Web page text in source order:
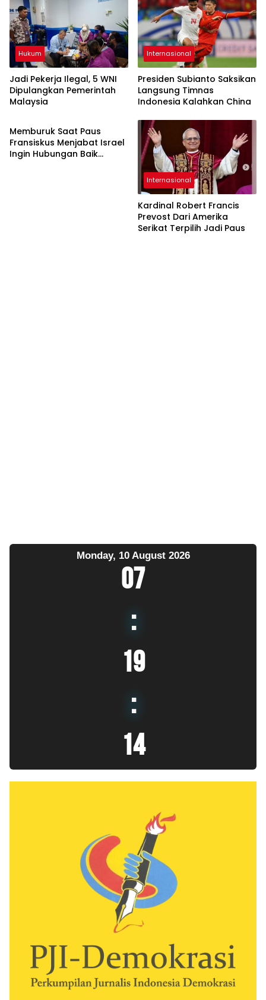
Hukum
Jadi Pekerja Ilegal, 5 WNI
Dipulangkan Pemerintah
Malaysia
Internasional
Presiden Subianto Saksikan
Langsung Timnas
Indonesia Kalahkan China
Internasional
Memburuk Saat Paus
Fransiskus Menjabat Israel
Ingin Hubungan Baik
Internasional
Kardinal Robert Francis
Prevost Dari Amerika
Serikat Terpilih Jadi Paus
Monday, 10 August 2026
07
:
19
:
15